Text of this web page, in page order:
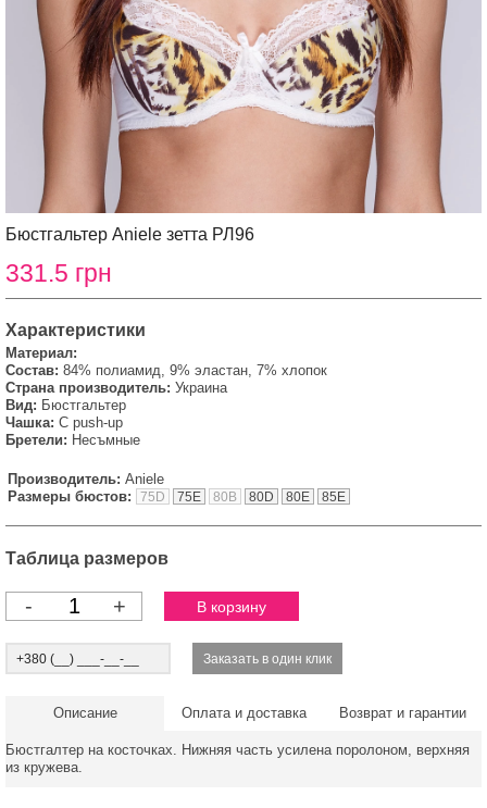
Бюстгальтер Aniele зетта РЛ96
331.5 грн
Характеристики
Материал:
Состав: 84% полиамид, 9% эластан, 7% хлопок
Страна производитель: Украина
Вид: Бюстгальтер
Чашка: С push-up
Бретели: Несъмные
Производитель: Aniele
Размеры бюстов:
75D 75E 80B 80D 80E 85E
Таблица размеров
- +
Описание Оплата и доставка Возврат и гарантии
Бюстгалтер на косточках. Нижняя часть усилена поролоном, верхняя
из кружева.